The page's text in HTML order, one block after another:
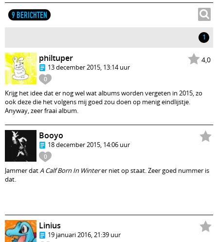
9 BERICHTEN
1
4,0
0
philtuper
13 december 2015, 13:14 uur
Krijg het idee dat er nog wel wat albums worden vergeten in 2015, zo
ook deze die het volgens mij goed zou doen op menig eindlijstje.
Anyway, zeer fraai album.
0
Booyo
18 december 2015, 14:06 uur
Jammer datA Calf Born In Winterer niet op staat. Zeer goed nummer is
dat.
Linius
19 januari 2016, 21:39 uur